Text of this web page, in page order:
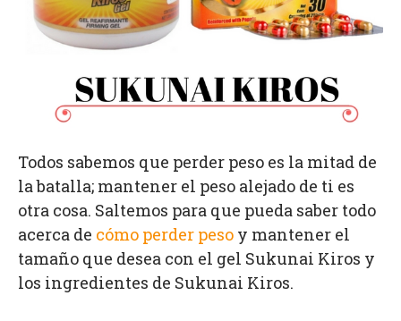
Todos sabemos que perder peso es la mitad de
la batalla; mantener el peso alejado de ti es
otra cosa. Saltemos para que pueda saber todo
acerca de cómo perder peso y mantener el
tamaño que desea con el gel Sukunai Kiros y
los ingredientes de Sukunai Kiros.